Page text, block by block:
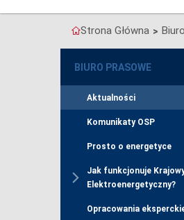
Strona Główna >
BIURO PRASOWE
Aktualności
Komunikaty OSP
Prosto o energetyce
Jak funkcjonuje
Elektroenergetyczny?
Opracowania